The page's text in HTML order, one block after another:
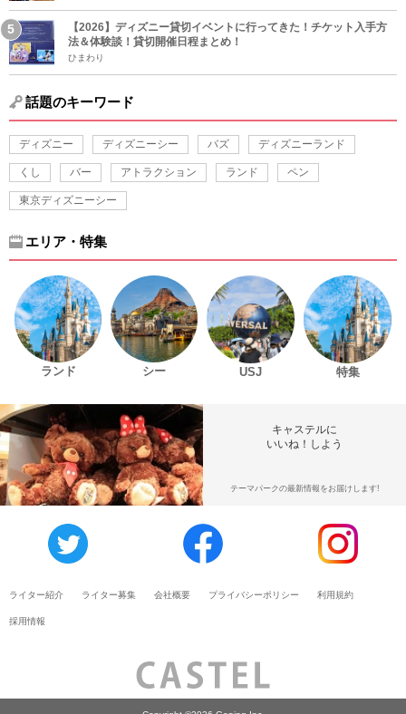
【2026】ディズニー貸切イベントに行ってきた！チケット入手方
法＆体験談！貸切開催日程まとめ！
ひまわり
話題のキーワード
ディズニー ディズニーシー バズ ディズニーランド
くし バー アトラクション ランド ペン
東京ディズニーシー
エリア・特集
ランド シー USJ 特集
キャステルに
いいね！しよう
テーマパークの最新情報をお届けします!
ライター紹介 ライター募集 会社概要 プライバシーポリシー 利用規約
採用情報